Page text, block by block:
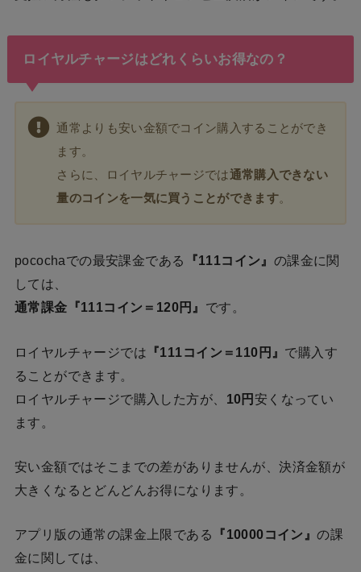
ロイヤルチャージはどれくらいお得なの？
通常よりも安い金額でコイン購入することができ
ます。
さらに、ロイヤルチャージでは通常購入できない
量のコインを一気に買うことができます。
pocochaでの最安課金である 『111コイン』 の課金に関
しては、
通常課金『111コイン＝120円』 です。
ロイヤルチャージでは 『111コイン＝110円』 で購入す
ることができます。
ロイヤルチャージで購入した方が、 10円 安くなってい
ます。
安い金額ではそこまでの差がありませんが、決済金額が
大きくなるとどんどんお得になります。
アプリ版の通常の課金上限である 『10000コイン』の課
金に関しては、